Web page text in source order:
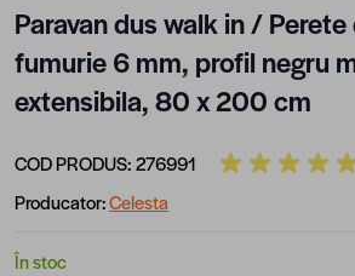
Paravan dus walk in /
fumurie 6 mm, profil negru
extensibila, 80 x 200 cm
COD PRODUS:276991
Producator:Celesta
În stoc